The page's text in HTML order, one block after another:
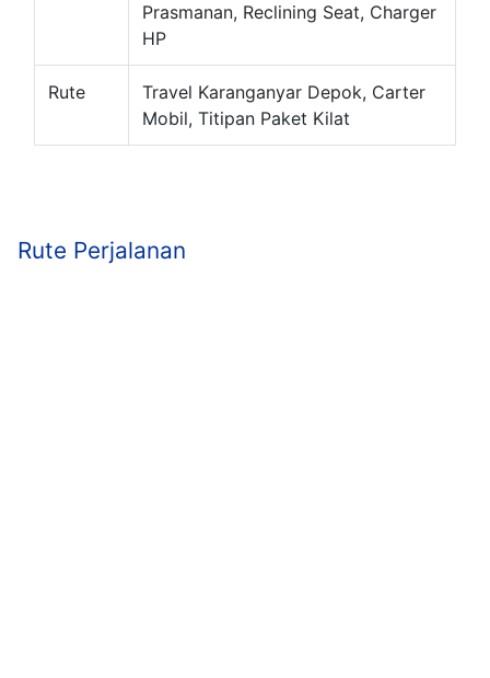
Prasmanan, Reclining Seat, Charger
HP
Rute
Travel Karanganyar Depok, Carter
Mobil, Titipan Paket Kilat
Rute Perjalanan